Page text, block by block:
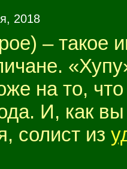
2018
– такое
на то,
И, как
солист из